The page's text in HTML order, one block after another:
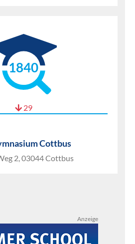
1840
29
Cottbus
2, 03044 Cottbus
Anzeige